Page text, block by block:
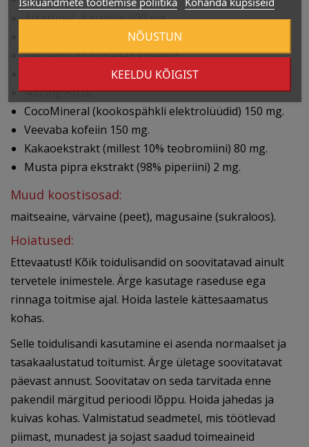
Atsetüül-L-karnitiin 500 mg
Koliinbiliraat 400 mg
Ženšenni juur (Panax ginseng
A Meyer, 8:1 ekstrakt)
400 mg Arctic
CocoMineral (kookospähkli elektrolüüdid) 150 mg.
Veevaba kofeiin 150 mg.
Kakaoekstrakt (millest 10% teobromiini) 80 mg.
Musta pipra ekstrakt (98% piperiini) 2 mg.
Muud koostisosad:
maitseaine, värvaine (peet), magusaine (sukraloos).
Hoiatused:
Ettevaatust! Kõik toidulisandid on soovitatavad ainult
tervetele inimestele. Ärge kasutage raseduse ega
rinnaga toitmise ajal. Hoida lastele kättesaamatus
kohas.
Selle toidulisandi kasutamine ei asenda normaalset ja
tasakaalustatud toitumist. Ärge ületage soovitatavat
päevast annust. Soovitatav on seda tarvitada enne
pakendil märgitud perioodi lõppu. Hoida jahedas ja
kuivas kohas. Valmistatud seadmetel, mis töötlevad
piimast, munadest ja sojast saadud toimeaineid
KEELDU KÕIGIST
NÕUSTUN